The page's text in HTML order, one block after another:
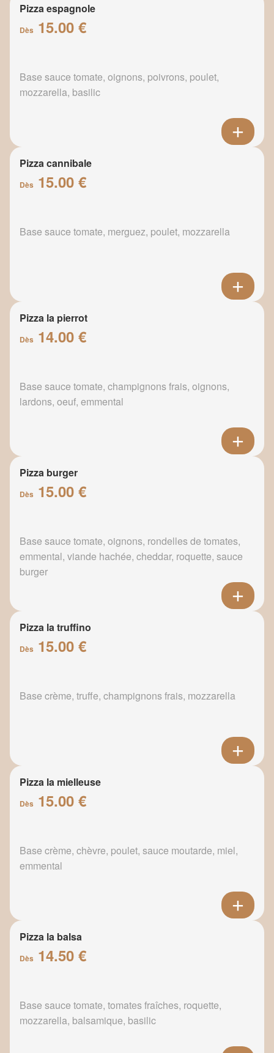
Pizza espagnole
Dès 15.00 €
Base sauce tomate, oignons, poivrons, poulet,
mozzarella, basilic
Pizza cannibale
Dès 15.00 €
Base sauce tomate, merguez, poulet, mozzarella
Pizza la pierrot
Dès 14.00 €
Base sauce tomate, champignons frais, oignons,
lardons, oeuf, emmental
Pizza burger
Dès 15.00 €
Base sauce tomate, oignons, rondelles de tomates,
emmental, viande hachée, cheddar, roquette, sauce
burger
Pizza la truffino
Dès 15.00 €
Base crème, truffe, champignons frais, mozzarella
Pizza la mielleuse
Dès 15.00 €
Base crème, chèvre, poulet, sauce moutarde, miel,
emmental
Pizza la balsa
Dès 14.50 €
Base sauce tomate, tomates fraîches, roquette,
mozzarella, balsamique, basilic